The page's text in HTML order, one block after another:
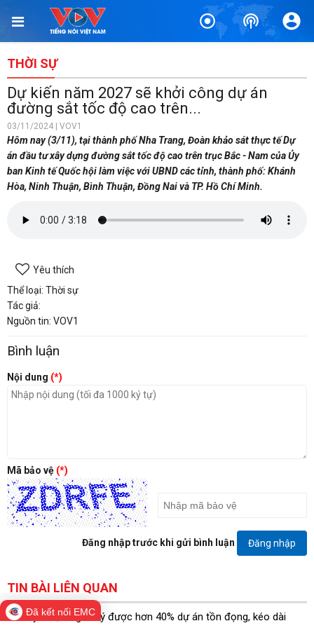
THỜI SỰ
Dự kiến năm 2027 sẽ khởi công dự án
đường sắt tốc độ cao trên...
03/11/2024 | VOV1
Hôm nay (3/11), tại thành phố Nha Trang, Đoàn khảo sát thực tế Dự
án đầu tư xây dựng đường sắt tốc độ cao trên trục Bắc - Nam của Ủy
ban Kinh tế Quốc hội làm việc với UBND các tỉnh, thành phố: Khánh
Hòa, Ninh Thuận, Bình Thuận, Đồng Nai và TP. Hồ Chí Minh.
Yêu thích
Thể loại: Thời sự
Tác giả:
Nguồn tin: VOV1
Bình luận
Nội dung (*)
Mã bảo vệ (*)
Đăng nhập trước khi gửi bình luận Đăng nhập
TIN BÀI LIÊN QUAN
Tuyên Quang xử lý được hơn 40% dự án tồn đọng, kéo dài
Đã kết nối EMC